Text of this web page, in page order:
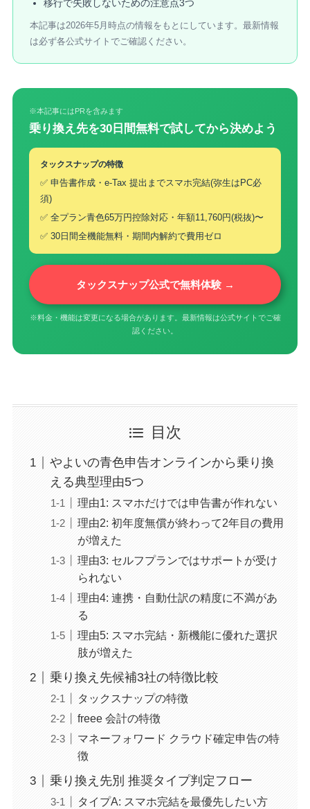
移行で失敗しないための注意点3つ
本記事は2026年5月時点の情報をもとにしています。最新情報
は必ず各公式サイトでご確認ください。
※本記事にはPRを含みます
乗り換え先を30日間無料で試してから決めよう
タックスナップの特徴
✅ 申告書作成・e-Tax 提出までスマホ完結(弥生はPC必
須)
✅ 全プラン青色65万円控除対応・年額11,760円(税抜)〜
✅ 30日間全機能無料・期間内解約で費用ゼロ
タックスナップ公式で無料体験 →
※料金・機能は変更になる場合があります。最新情報は公式サイトでご確
認ください。
目次
やよいの青色申告オンラインから乗り換
える典型理由5つ
理由1: スマホだけでは申告書が作れない
理由2: 初年度無償が終わって2年目の費用
が増えた
理由3: セルフプランではサポートが受け
られない
理由4: 連携・自動仕訳の精度に不満があ
る
理由5: スマホ完結・新機能に優れた選択
肢が増えた
乗り換え先候補3社の特徴比較
タックスナップの特徴
freee 会計の特徴
マネーフォワード クラウド確定申告の特
徴
乗り換え先別 推奨タイプ判定フロー
タイプA: スマホ完結を最優先したい方